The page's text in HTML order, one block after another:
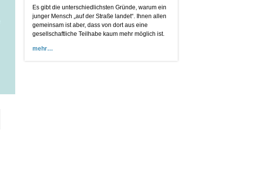
Es gibt die unterschiedlichsten Gründe, warum ein
junger Mensch „auf der Straße landet“. Ihnen allen
gemeinsam ist aber, dass von dort aus eine
gesellschaftliche Teilhabe kaum mehr möglich ist.
mehr